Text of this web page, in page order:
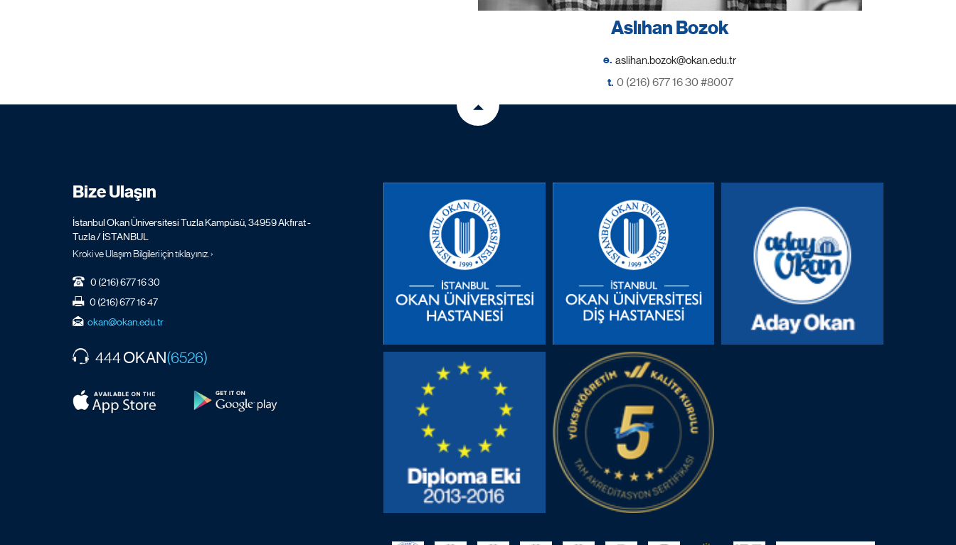
Aslıhan Bozok
e.
t. 0 (216) 677 16 30 #8007
Bize Ulaşın
İstanbul Okan Üniversitesi Tuzla Kampüsü, 34959 Akfırat -
Tuzla / İSTANBUL
Kroki ve Ulaşım Bilgileri için tıklayınız. ›
0 (216) 677 16 30
0 (216) 677 16 47
okan@okan.edu.tr
444OKAN(6526)